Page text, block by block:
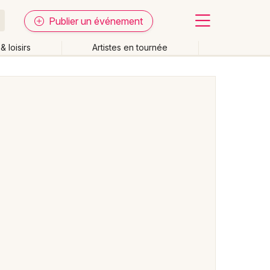
Publier un événement
loisirs Artistes en tournée